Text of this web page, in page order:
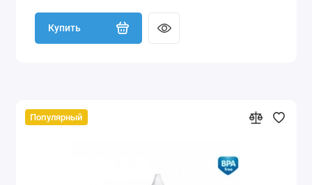
Купить
Популярный